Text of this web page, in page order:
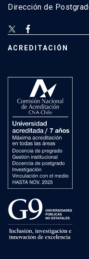
Dirección de
ACREDITACIÓN